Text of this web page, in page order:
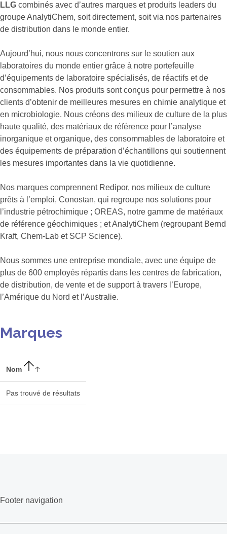
LLG combinés avec d’autres marques et produits leaders du
groupe AnalytiChem, soit directement, soit via nos partenaires
de distribution dans le monde entier.
Aujourd’hui, nous nous concentrons sur le soutien aux
laboratoires du monde entier grâce à notre portefeuille
d’équipements de laboratoire spécialisés, de réactifs et de
consommables. Nos produits sont conçus pour permettre à nos
clients d’obtenir de meilleures mesures en chimie analytique et
en microbiologie. Nous créons des milieux de culture de la plus
haute qualité, des matériaux de référence pour l’analyse
inorganique et organique, des consommables de laboratoire et
des équipements de préparation d’échantillons qui soutiennent
les mesures importantes dans la vie quotidienne.
Nos marques comprennent Redipor, nos milieux de culture
prêts à l’emploi, Conostan, qui regroupe nos solutions pour
l’industrie pétrochimique ; OREAS, notre gamme de matériaux
de référence géochimiques ; et AnalytiChem (regroupant Bernd
Kraft, Chem-Lab et SCP Science).
Nous sommes une entreprise mondiale, avec une équipe de
plus de 600 employés répartis dans les centres de fabrication,
de distribution, de vente et de support à travers l’Europe,
l’Amérique du Nord et l’Australie.
Marques
Nom
Pas trouvé de résultats
Footer navigation